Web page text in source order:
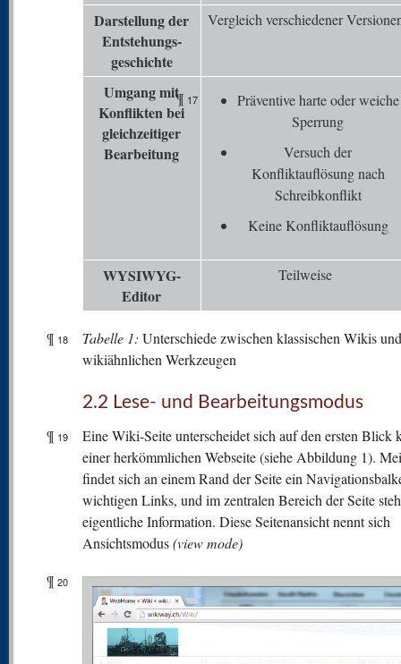
Darstellung der
Entstehungs-
geschichte
Vergleich verschiedener
Umgang mit
Konflikten bei
gleichzeitiger
Bearbeitung
¶ 17
Präventive harte oder weiche
Sperrung
Versuch der
Konfliktauflösung nach
Schreibkonflikt
Keine Konfliktauflösung
WYSIWYG-
Editor
Teilweise
¶ 18 Tabelle 1: Unterschiede zwischen klassischen Wikis und
wikiähnlichen Werkzeugen
2.2 Lese- und Bearbeitungsmodus
¶ 19
Eine Wiki-Seite unterscheidet sich auf den ersten Blick
einer herkömmlichen Webseite (siehe Abbildung 1).
findet sich an einem Rand der Seite ein
wichtigen Links, und im zentralen Bereich der Seite
eigentliche Information. Diese Seitenansicht nennt sich
Ansichtsmodus(view mode)
¶ 20